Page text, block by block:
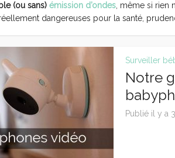
(ou sans) émission d’ondes, même si rien
dangereuses pour la santé,
Surveiller
Notre
Publié il y a